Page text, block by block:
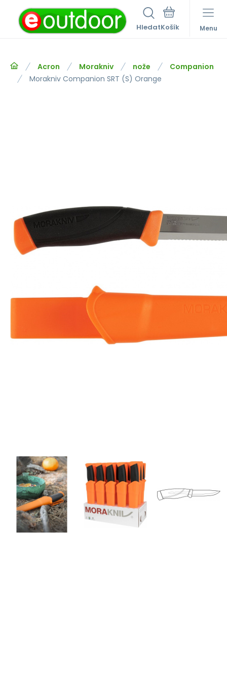
Hledat Menu
Acron Morakniv nože
Companion
Morakniv Companion SRT (S) Orange